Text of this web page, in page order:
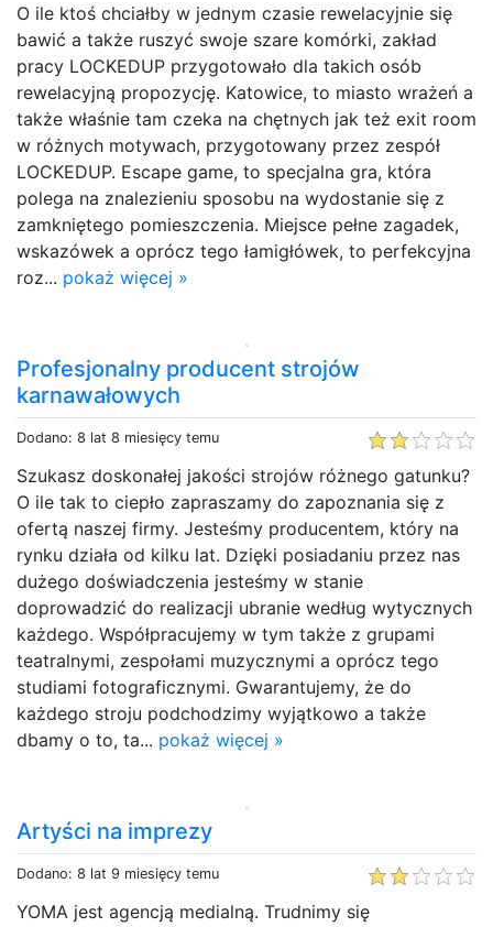
O ile ktoś chciałby w jednym czasie rewelacyjnie się
bawić a także ruszyć swoje szare komórki, zakład
pracy LOCKEDUP przygotowało dla takich osób
rewelacyjną propozycję. Katowice, to miasto wrażeń a
także właśnie tam czeka na chętnych jak też exit room
w różnych motywach, przygotowany przez zespół
LOCKEDUP. Escape game, to specjalna gra, która
polega na znalezieniu sposobu na wydostanie się z
zamkniętego pomieszczenia. Miejsce pełne zagadek,
wskazówek a oprócz tego łamigłówek, to perfekcyjna
roz... pokaż więcej »
Profesjonalny producent strojów
karnawałowych
Dodano: 8 lat 8 miesięcy temu
Szukasz doskonałej jakości strojów różnego gatunku?
O ile tak to ciepło zapraszamy do zapoznania się z
ofertą naszej firmy. Jesteśmy producentem, który na
rynku działa od kilku lat. Dzięki posiadaniu przez nas
dużego doświadczenia jesteśmy w stanie
doprowadzić do realizacji ubranie według wytycznych
każdego. Współpracujemy w tym także z grupami
teatralnymi, zespołami muzycznymi a oprócz tego
studiami fotograficznymi. Gwarantujemy, że do
każdego stroju podchodzimy wyjątkowo a także
dbamy o to, ta... pokaż więcej »
Artyści na imprezy
Dodano: 8 lat 9 miesięcy temu
YOMA jest agencją medialną. Trudnimy się